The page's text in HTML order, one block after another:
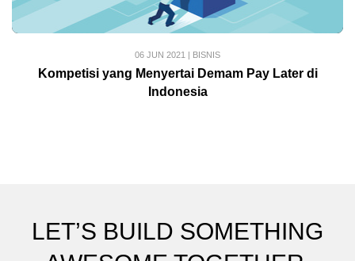
06 JUN 2021 BISNIS
Kompetisi yang Menyertai Demam Pay Later di
Indonesia
LET’S BUILD SOMETHING